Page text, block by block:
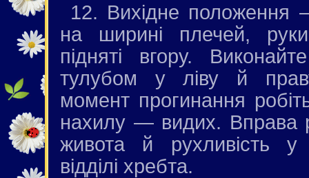
12. Вихідне положення
на ширині плечей,
підняті вгору.
тулубом у ліву й
момент прогинання
нахилу — видих. Вправа
живота й рухливість у
відділі хребта.